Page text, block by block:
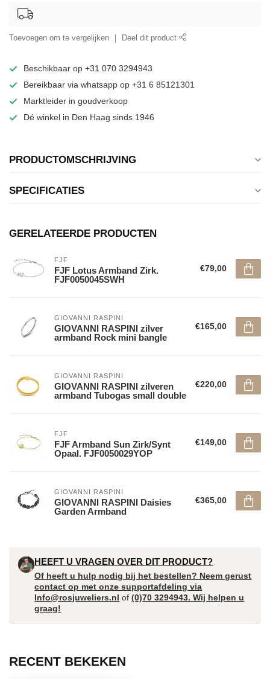
Toevoegen om te vergelijken Deel dit product
Beschikbaar op +31 070 3294943
Bereikbaar via whatsapp op +31 6 85121301
Marktleider in goudverkoop
Dé winkel in Den Haag sinds 1946
PRODUCTOMSCHRIJVING
SPECIFICATIES
GERELATEERDE PRODUCTEN
FJF
FJF Lotus Armband Zirk.
FJF0050045SWH
€79,00
GIOVANNI RASPINI
GIOVANNI RASPINI zilver
armband Rock mini bangle
€165,00
GIOVANNI RASPINI
GIOVANNI RASPINI zilveren
armband Tubogas small double
€220,00
FJF
FJF Armband Sun Zirk/Synt
Opaal. FJF0050029YOP
€149,00
GIOVANNI RASPINI
GIOVANNI RASPINI Daisies
Garden Armband
€365,00
HEEFT U VRAGEN OVER DIT PRODUCT?
Of heeft u hulp nodig bij het bestellen? Neem gerust
contact op met onze supportafdeling via
Info@rosjuweliers.nl of(0)70 3294943. Wij helpen u
graag!
RECENT BEKEKEN